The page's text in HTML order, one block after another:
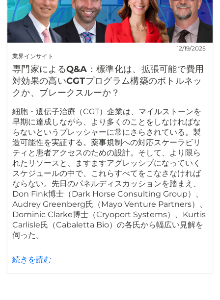
業界インサイト
12/19/2025
専門家によるQ&A：標準化は、拡張可能で費用
対効果の高いCGTプログラム構築のボトルネッ
クか、ブレークスルーか？
細胞・遺伝子治療（CGT）企業は、マイルストーンを
早期に達成しながら、より多くのことをしなければな
らないというプレッシャーに常にさらされている。製
造可能性を実証する。薬事規制への対応スケーラビリ
ティと患者アクセスのための設計。そして、より限ら
れたリソースと、ますますアグレッシブになっていく
スケジュールの中で、これらすべてをこなさなければ
ならない。先日のパネルディスカッションを踏まえ、
Don Fink博士（Dark Horse Consulting Group）、
Audrey Greenberg氏（Mayo Venture Partners）、
Dominic Clarke博士（Cryoport Systems）、Kurtis
Carlisle氏（Cabaletta Bio）の各氏から幅広い見解を
伺った。
続きを読む